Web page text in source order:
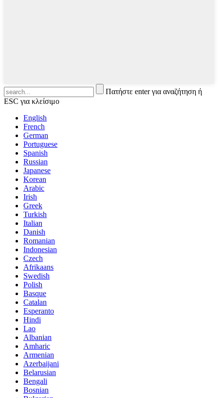
Πατήστε enter για αναζήτηση ή
ESC για κλείσιμο
English
French
German
Portuguese
Spanish
Russian
Japanese
Korean
Arabic
Irish
Greek
Turkish
Italian
Danish
Romanian
Indonesian
Czech
Afrikaans
Swedish
Polish
Basque
Catalan
Esperanto
Hindi
Lao
Albanian
Amharic
Armenian
Azerbaijani
Belarusian
Bengali
Bosnian